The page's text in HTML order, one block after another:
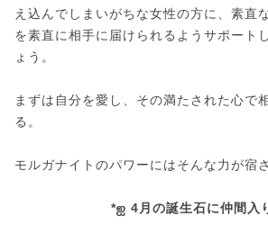
え込んでしまいがちな女性の方に、素直
を素直に相手に届けられるようサポート
ょう。
まずは自分を愛し、その満たされた心で
る。
モルガナイトのパワーにはそんな力が宿
*ஐ 4月の誕生石に仲間入